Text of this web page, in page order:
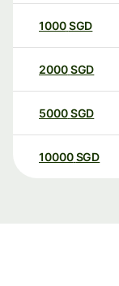
1000SGD
2000SGD
5000SGD
10000 SGD